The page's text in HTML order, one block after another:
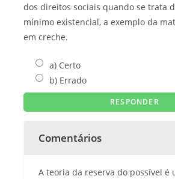
dos direitos sociais quando se trata
mínimo existencial, a exemplo da
em creche.
a) Certo
b) Errado
Comentários
A teoria da reserva do possível é